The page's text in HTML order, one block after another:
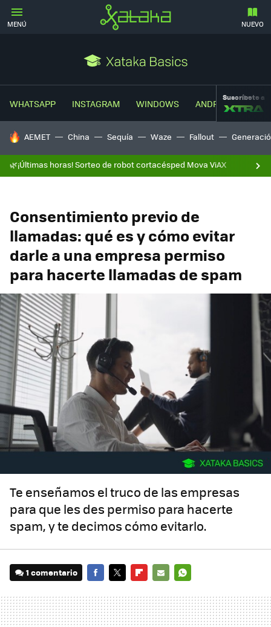
MENÚ NUEVO
WHATSAPP INSTAGRAM WINDOWS ANDROIDSuscríbete a
HOY SE HABLA DE
AEMET China Sequía Waze Fallout
🌿¡Últimas horas! Sorteo de robot cortacésped Mova ViAX
Consentimiento previo de
llamadas: qué es y cómo evitar
darle a una empresa permiso
para hacerte llamadas de spam
Te enseñamos el truco de las empresas
para que les des permiso para hacerte
spam, y te decimos cómo evitarlo.
1 comentario
MAIL